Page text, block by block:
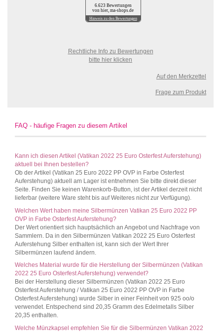
6.623 Bewertungen
von hier, ma-shops.de
Hinweis zu den Bewertungen
Rechtliche Info zu Bewertungen
bitte hier klicken
Auf den Merkzettel
Frage zum Produkt
FAQ - häufige Fragen zu diesem Artikel
Kann ich diesen Artikel (Vatikan 2022 25 Euro Osterfest Auferstehung)
aktuell bei Ihnen bestellen?
Ob der Artikel (Vatikan 25 Euro 2022 PP OVP in Farbe Osterfest
Auferstehung) aktuell am Lager ist entnehmen Sie bitte direkt dieser
Seite. Finden Sie keinen Warenkorb-Button, ist der Artikel derzeit nicht
lieferbar (weitere Ware steht bis auf Weiteres nicht zur Verfügung).
Welchen Wert haben meine Silbermünzen Vatikan 25 Euro 2022 PP
OVP in Farbe Osterfest Auferstehung?
Der Wert orientiert sich hauptsächlich an Angebot und Nachfrage von
Sammlern. Da in den Silbermünzen Vatikan 2022 25 Euro Osterfest
Auferstehung Silber enthalten ist, kann sich der Wert Ihrer
Silbermünzen laufend ändern.
Welches Material wurde für die Herstellung der Silbermünzen (Vatikan
2022 25 Euro Osterfest Auferstehung) verwendet?
Bei der Herstellung dieser Silbermünzen (Vatikan 2022 25 Euro
Osterfest Auferstehung / Vatikan 25 Euro 2022 PP OVP in Farbe
Osterfest Auferstehung) wurde Silber in einer Feinheit von 925 oo/o
verwendet. Entspechend sind 20,35 Gramm des Edelmetalls Silber
20,35 enthalten.
Welche Münzkapsel empfehlen Sie für die Silbermünzen Vatikan 2022